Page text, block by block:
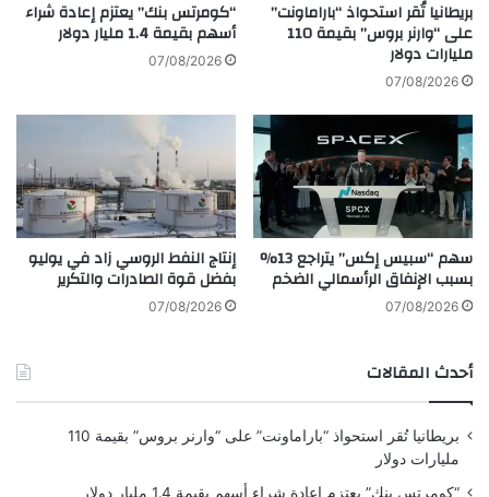
ل
ث
ا
ي
ف
ي
ل
ب
ن
ا
ن
ي
ة
"
و
ز
ي
"
ف
ي
م
س
ل
ع
ي
د
بريطانيا تُقر استحواذ “باراماونت”
على “وارنر بروس” بقيمة 110
مليارات دولار
07/08/2026
“كومرتس بنك” يعتزم إعادة شراء
أسهم بقيمة 1.4 مليار دولار
07/08/2026
سهم “سبيس إكس” يتراجع 13%
بسبب الإنفاق الرأسمالي الضخم
07/08/2026
إنتاج النفط الروسي زاد في يوليو
بفضل قوة الصادرات والتكرير
07/08/2026
أحدث المقالات
بريطانيا تُقر استحواذ “باراماونت” على “وارنر بروس” بقيمة 110
مليارات دولار
“كومرتس بنك” يعتزم إعادة شراء أسهم بقيمة 1.4 مليار دولار